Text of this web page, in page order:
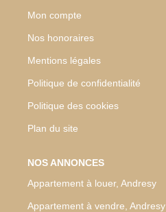
Mon compte
Nos honoraires
Mentions légales
Politique de confidentialité
Politique des cookies
Plan du site
NOS ANNONCES
Appartement à louer, Andresy
Appartement à vendre, Andresy